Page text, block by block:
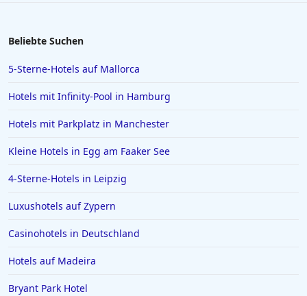
Beliebte Suchen
5-Sterne-Hotels auf Mallorca
Hotels mit Infinity-Pool in Hamburg
Hotels mit Parkplatz in Manchester
Kleine Hotels in Egg am Faaker See
4-Sterne-Hotels in Leipzig
Luxushotels auf Zypern
Casinohotels in Deutschland
Hotels auf Madeira
Bryant Park Hotel